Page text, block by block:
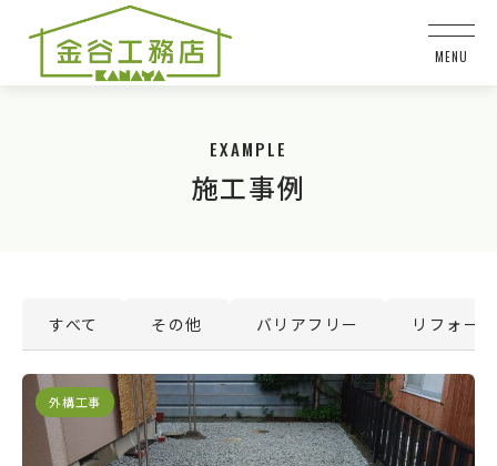
EXAMPLE
施工事例
すべて その他 バリアフリー リフォーム
外構工事